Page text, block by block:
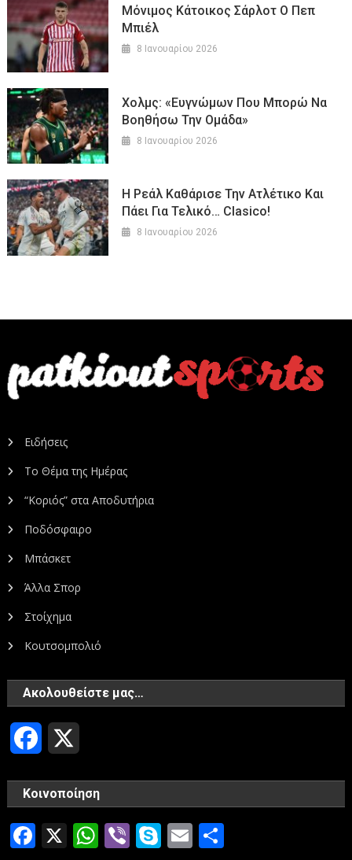
Μόνιμος Κάτοικος Σάρλοτ Ο Πεπ
Μπιέλ
8 Ιανουαρίου 2026
Χολμς: «Ευγνώμων Που Μπορώ Να
Βοηθήσω Την Ομάδα»
8 Ιανουαρίου 2026
Η Ρεάλ Καθάρισε Την Ατλέτικο Και
Πάει Για Τελικό… Clasico!
8 Ιανουαρίου 2026
Ειδήσεις
Το Θέμα της Ημέρας
“Κοριός” στα Αποδυτήρια
Ποδόσφαιρο
Μπάσκετ
Άλλα Σπορ
Στοίχημα
Κουτσομπολιό
Ακολουθείστε μας…
Facebook
Κοινοποίηση
Facebook
X WhatsApp
ViberSkype
Email